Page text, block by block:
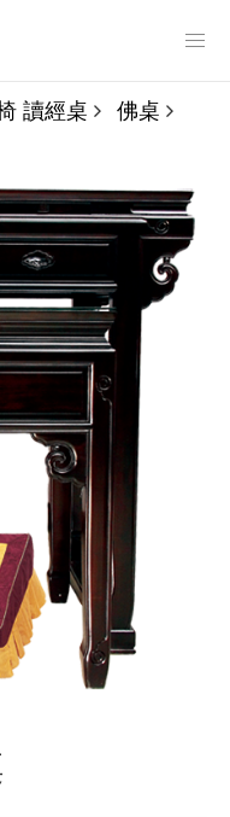
讀經桌
佛桌